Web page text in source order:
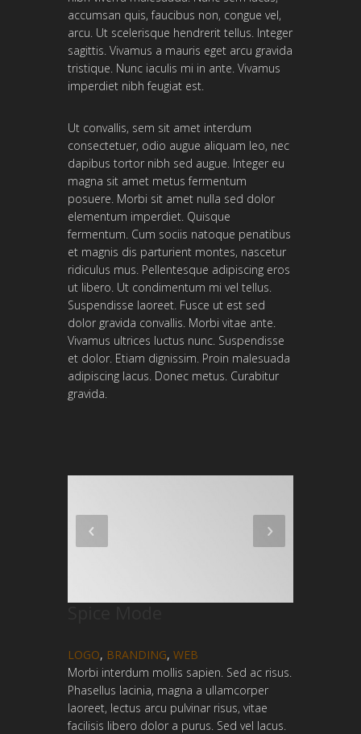
accumsan quis, faucibus non, congue vel,
arcu. Ut scelerisque hendrerit tellus. Integer
sagittis. Vivamus a mauris eget arcu gravida
tristique. Nunc iaculis mi in ante. Vivamus
imperdiet nibh feugiat est.
Ut convallis, sem sit amet interdum
consectetuer, odio augue aliquam leo, nec
dapibus tortor nibh sed augue. Integer eu
magna sit amet metus fermentum
posuere. Morbi sit amet nulla sed dolor
elementum imperdiet. Quisque
fermentum. Cum sociis natoque penatibus
et magnis dis parturient montes, nascetur
ridiculus mus. Pellentesque adipiscing eros
ut libero. Ut condimentum mi vel tellus.
Suspendisse laoreet. Fusce ut est sed
dolor gravida convallis. Morbi vitae ante.
Vivamus ultrices luctus nunc. Suspendisse
et dolor. Etiam dignissim. Proin malesuada
adipiscing lacus. Donec metus. Curabitur
gravida.
LOGO, BRANDING, WEB
Morbi interdum mollis sapien. Sed ac risus.
Phasellus lacinia, magna a ullamcorper
laoreet, lectus arcu pulvinar risus, vitae
facilisis libero dolor a purus. Sed vel lacus.